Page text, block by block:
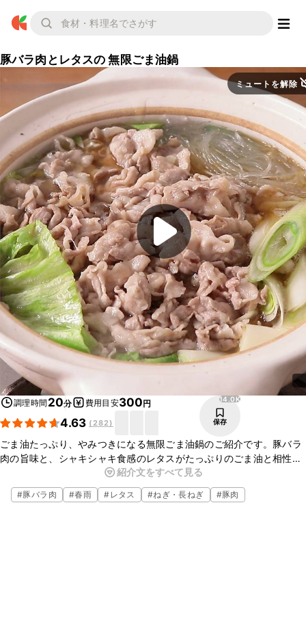
豚バラ肉とレタスの 無限ごま油鍋
ミュートを解除
調理時間 20分 費用目安300円
4.63 (282)
14.0K
保存
ごま油たっぷり、やみつきになる無限ごま油鍋のご紹介です。豚バラ
肉の旨味と、シャキシャキ食感のレタスがたっぷりのごま油と相性が
よく、ピリ辛のタレをつけて食べれば止まらないおいしさですよ。シ
ンプルな食材で手軽にできるので、ぜひ試してみてくださいね。
紹介文をすべて見る
#豚バラ肉 #春雨 #レタス #ねぎ・長ねぎ #豚肉